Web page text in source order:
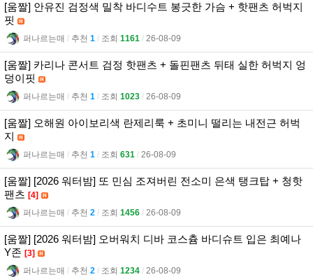
[움짤] 안유진 검정색 밀착 바디수트 봉긋한 가슴 + 핫팬츠 허벅지
핏
퍼나르는매 l 추천 1 l 조회 1161 l 26-08-09
[움짤] 카리나 콘서트 검정 핫팬츠 + 돌핀팬츠 뒤태 실한 허벅지 엉
덩이핏
퍼나르는매 l 추천 1 l 조회 1023 l 26-08-09
[움짤] 오해원 아이보리색 란제리룩 + 초미니 떨리는 내전근 허벅
지
퍼나르는매 l 추천 1 l 조회 631 l 26-08-09
[움짤] [2026 워터밤] 또 민심 조져버린 전소미 은색 탱크탑 + 청핫
팬츠 [4]
퍼나르는매 l 추천 2 l 조회 1456 l 26-08-09
[움짤] [2026 워터밤] 오버워치 디바 코스츔 바디슈트 입은 최예나
Y존 [3]
퍼나르는매 l 추천 2 l 조회 1234 l 26-08-09